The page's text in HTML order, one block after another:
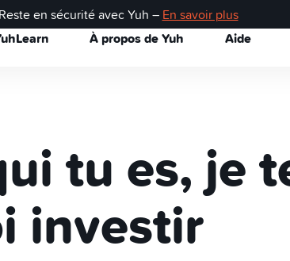
en sécurité avec Yuh – En savoir plus
À propos de Yuh Aide
tu es, je
investir